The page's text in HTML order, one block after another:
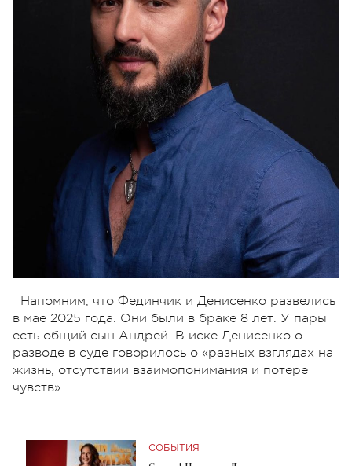
Напомним, что Фединчик и Денисенко развелись
в мае 2025 года. Они были в браке 8 лет. У пары
есть общий сын Андрей. В иске Денисенко о
разводе в суде говорилось о «разных взглядах на
жизнь, отсутствии взаимопонимания и потере
чувств».
СОБЫТИЯ